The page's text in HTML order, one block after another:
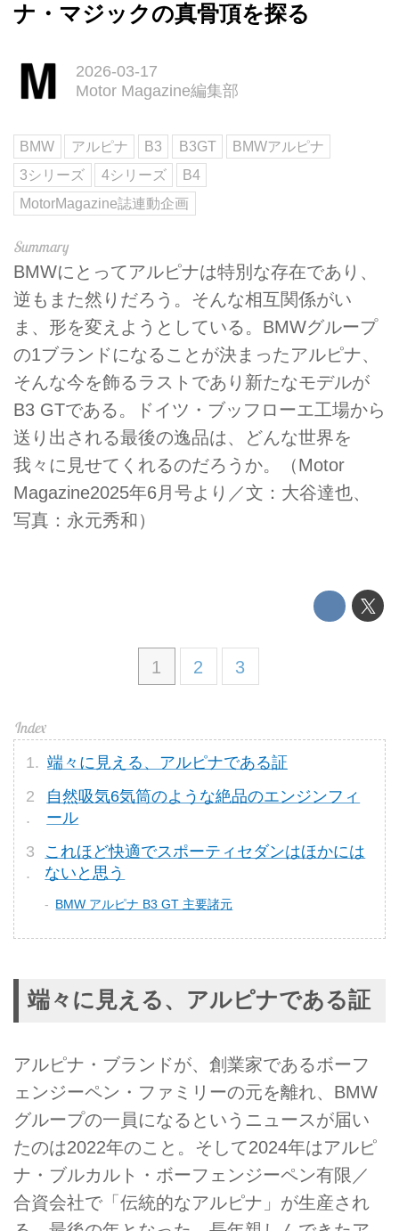
ナ・マジックの真骨頂を探る
2026-03-17
Motor Magazine編集部
BMW アルピナ B3 B3GT
BMWアルピナ
3シリーズ
4シリーズ
B4
MotorMagazine誌連動企画
BMWにとってアルピナは特別な存在であり、
逆もまた然りだろう。そんな相互関係がい
ま、形を変えようとしている。BMWグループ
の1ブランドになることが決まったアルピナ、
そんな今を飾るラストであり新たなモデルが
B3 GTである。ドイツ・ブッフローエ工場から
送り出される最後の逸品は、どんな世界を
我々に見せてくれるのだろうか。（Motor
Magazine2025年6月号より／文：大谷達也、
写真：永元秀和）
1 2 3
端々に見える、アルピナである証
自然吸気6気筒のような絶品のエンジンフィ
ール
これほど快適でスポーティセダンはほかには
ないと思う
BMW アルピナ B3 GT 主要諸元
端々に見える、アルピナである証
アルピナ・ブランドが、創業家であるボーフ
ェンジーペン・ファミリーの元を離れ、BMW
グループの一員になるというニュースが届い
たのは2022年のこと。そして2024年はアルピ
ナ・ブルカルト・ボーフェンジーペン有限／
合資会社で「伝統的なアルピナ」が生産され